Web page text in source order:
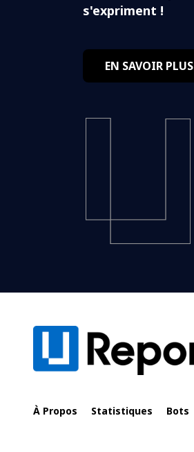
s'expriment !
EN SAVOIR PLUS
À Propos Statistiques Bots